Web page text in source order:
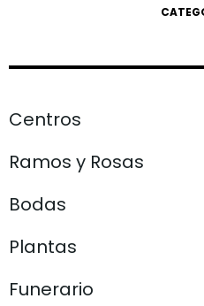
Centros
Ramos y Rosas
Bodas
Plantas
Funerario